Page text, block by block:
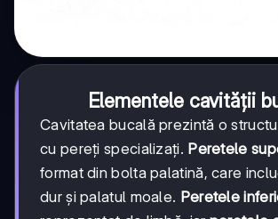
Elementele cavității
Cavitatea bucală prezintă o
cu pereți specializați. Peretele
format din bolta palatină, care
dur și palatul moale. Peretele